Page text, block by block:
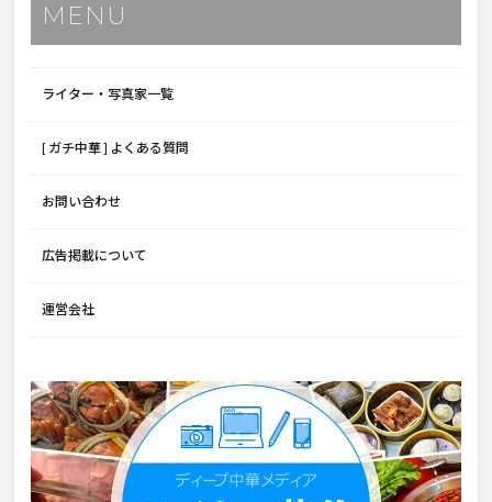
MENU
ライター・写真家一覧
[ ガチ中華 ] よくある質問
お問い合わせ
広告掲載について
運営会社